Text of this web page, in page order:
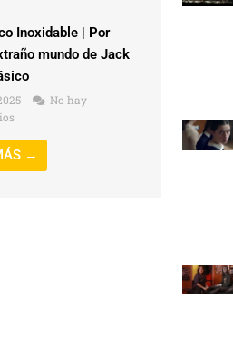
Inoxidable | Por
mundo de Jack
No hay
→